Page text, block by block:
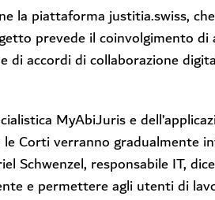
la piattaforma justitia.swiss,
prevede il coinvolgimento
di accordi di collaborazione
MyAbiJuris e
Corti verranno gradualmente
Schwenzel, responsabile IT,
e permettere agli utenti di